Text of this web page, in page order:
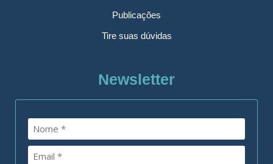
Publicações
Tire suas dúvidas
Newsletter